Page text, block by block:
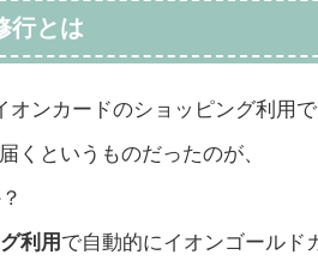
行とは
オンカードのショッピング利用
くというものだったのが、
利用 で自動的にイオンゴールド